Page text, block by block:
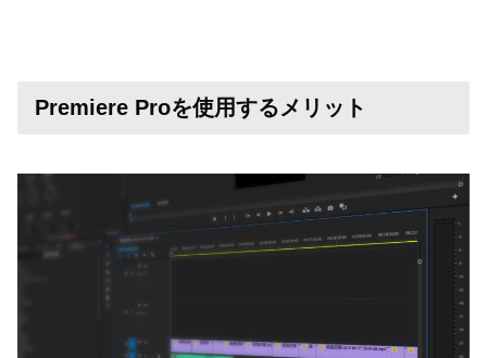
Premiere Proを使用するメリット